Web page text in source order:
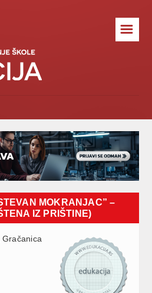
☰
MOKRANJAC” –
IZ PRIŠTINE)